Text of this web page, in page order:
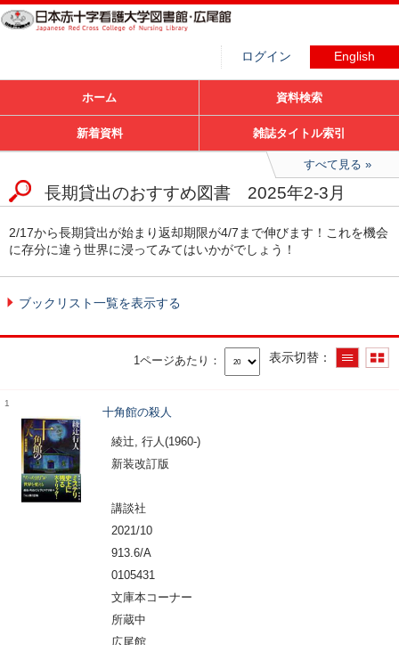
ログイン English
ホーム 資料検索
新着資料 雑誌タイトル索引
すべて見る
長期貸出のおすすめ図書 2025年2-3月
2/17から長期貸出が始まり返却期限が4/7まで伸びます！これを機会
に存分に違う世界に浸ってみてはいかがでしょう！
ブックリスト一覧を表示する
表示切替
1ページあたり
1
十角館の殺人
綾辻, 行人(1960-)
新装改訂版
講談社
2021/10
913.6/A
0105431
文庫本コーナー
所蔵中
広尾館